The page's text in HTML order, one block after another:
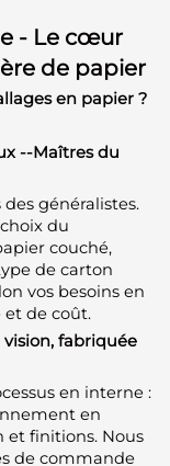
- Le cœur
de papier
en papier ?
--Maîtres du
généralistes.
du
couché,
de carton
vos besoins en
de coût.
fabriquée
en interne :
en
et finitions. Nous
de commande